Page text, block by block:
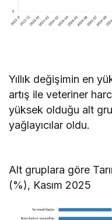
Yıllık değişimin en
artış ile veteriner
yüksek olduğu alt
yağlayıcılar oldu.
Alt gruplara göre
(%), Kasım 2025